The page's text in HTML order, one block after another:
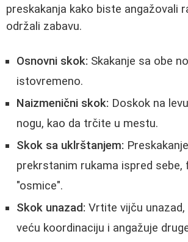
preskakanja kako biste angažovali
održali zabavu.
Osnovni skok: Skakanje sa obe
istovremeno.
Naizmenični skok: Doskok na
nogu, kao da trčite u mestu.
Skok sa uklrštanjem:
prekrstanim rukama ispred sebe,
"osmice".
Skok unazad: Vrtite vijču
veću koordinaciju i angažuje